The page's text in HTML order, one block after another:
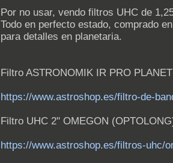
Por no usar, vendo filtros UHC de
Todo en perfecto estado, comprado
para detalles en planetaria.
Filtro ASTRONOMIK IR PRO
https://www.astroshop.es/filtro-de-
Filtro UHC 2" OMEGON
https://www.astroshop.es/filtros-uhc/